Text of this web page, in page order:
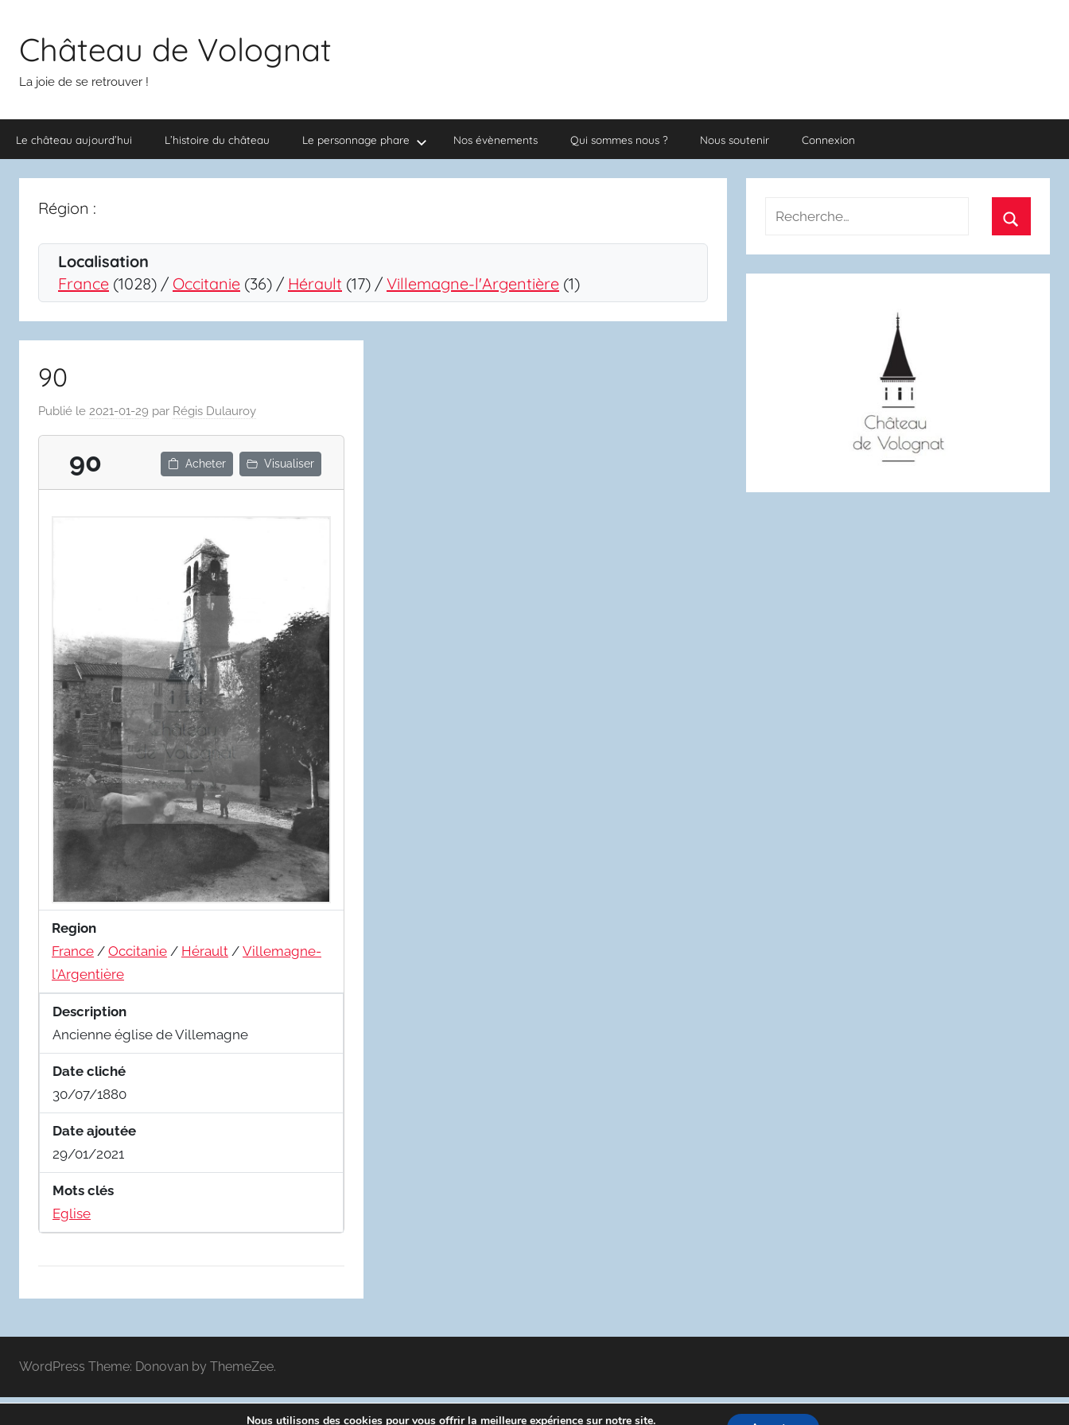
contenuChâteau de Volognat
La joie de se retrouver !
Le château aujourd’hui L’histoire du château Le personnage phare Nos évènements Qui sommes nous ? Nous soutenir Connexion
Région :
Localisation
France (1028) / Occitanie (36) / Hérault (17) / Villemagne-l'Argentière (1)
90
Publié le 2021-01-29 par Régis Dulauroy
90 Acheter Visualiser
Region
France / Occitanie / Hérault / Villemagne-
l'Argentière
Description
Ancienne église de Villemagne
Date cliché
30/07/1880
Date ajoutée
29/01/2021
Mots clés
Eglise
Recherche
:
WordPress Theme: Donovan by ThemeZee.
Nous utilisons des cookies pour vous offrir la meilleure expérience sur notre site.